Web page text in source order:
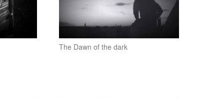
The Dawn of the dark